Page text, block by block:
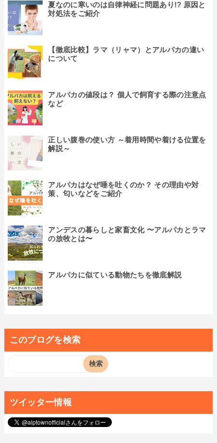
夏なのに寒いのは自律神経に問題あり!? 原因と
対処法をご紹介
【徹底比較】ラマ（リャマ）とアルパカの違い
について
アルパカの値段は？ 個人で飼育する際の注意点
など
正しい腹巻の使い方 ～着用時間や着ける位置を
解説～
アルパカはなぜ唾を吐くのか？ その理由や対
策、匂いなどをご紹介
アンデスの暮らしと家畜文化 〜アルパカとラマ
の放牧とは〜
アルパカに似ている動物たちを徹底解説
このブログを検索
ツイッター情報